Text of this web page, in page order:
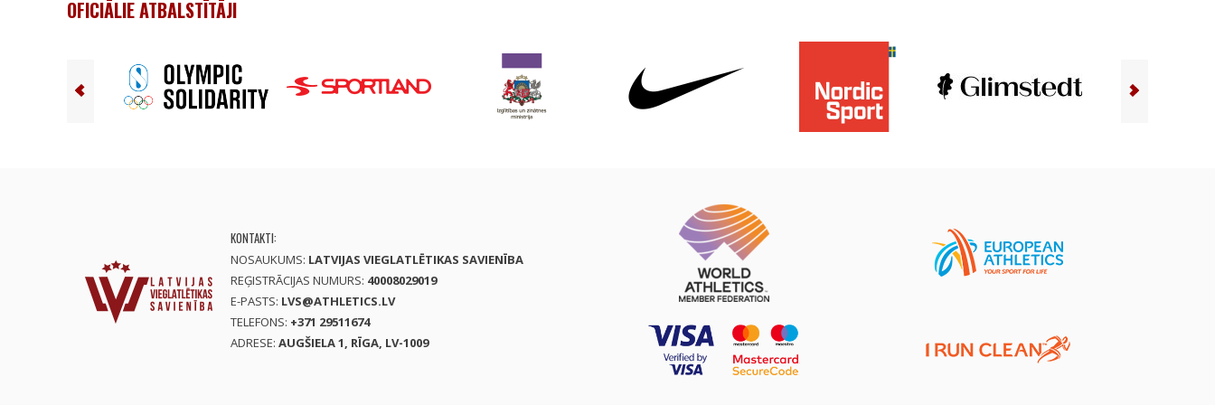
OFICIĀLIE ATBALSTĪTĀJI
KONTAKTI:
NOSAUKUMS: LATVIJAS VIEGLATLĒTIKAS SAVIENĪBA
REĢISTRĀCIJAS NUMURS: 40008029019
E-PASTS: LVS@ATHLETICS.LV
TELEFONS: +371 29511674
ADRESE: AUGŠIELA 1, RĪGA, LV-1009